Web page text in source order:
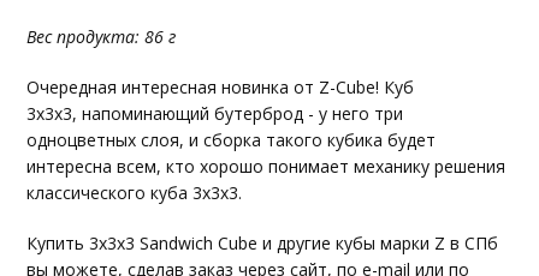
Вес продукта: 86 г
Очередная интересная новинка от Z-Cube! Куб
3х3х3, напоминающий бутерброд - у него три
одноцветных слоя, и сборка такого кубика будет
интересна всем, кто хорошо понимает механику решения
классического куба 3х3х3.
Купить 3х3х3 Sandwich Cube и другие кубы марки Z в СПб
вы можете, сделав заказ через сайт, по e-mail или по